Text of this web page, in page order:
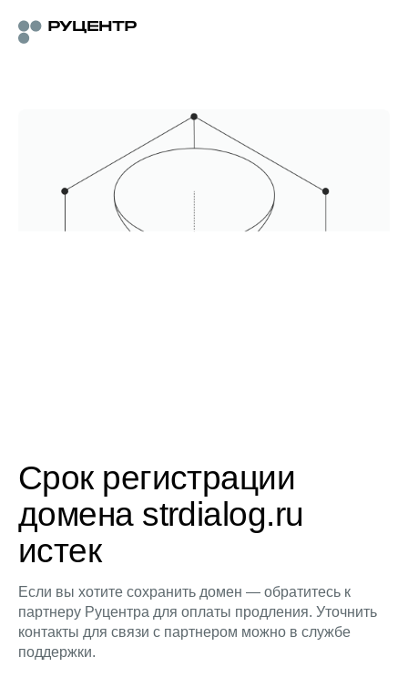
Срок регистрации
домена strdialog.ru
истек
Если вы хотите сохранить домен — обратитесь к
партнеру Руцентра для оплаты продления. Уточнить
контакты для связи с партнером можно в службе
поддержки.